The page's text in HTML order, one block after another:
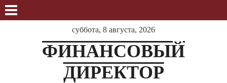
суббота, 8 августа, 2026
ФИНАНСОВЫЙ
ДИРЕКТОР